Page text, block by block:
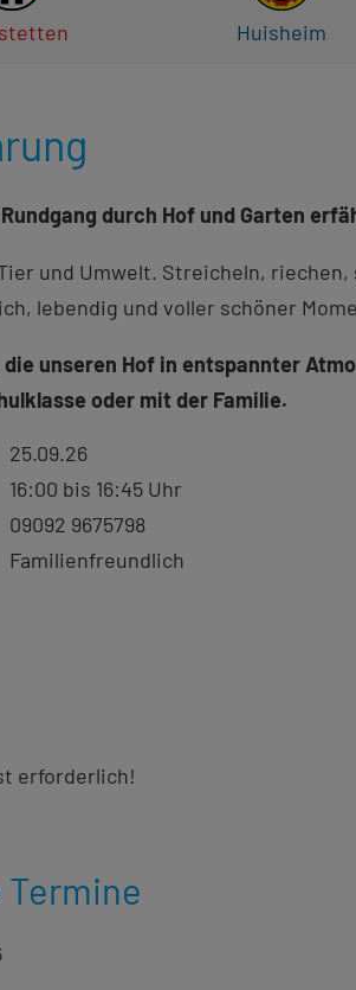
Huisheim
durch Hof und Garten
und Umwelt. Streicheln,
lebendig und voller schöner
unseren Hof in entspannter
oder mit der Familie.
25.09.26
16:00 bis 16:45 Uhr
09092 9675798
Familienfreundlich
erforderlich!